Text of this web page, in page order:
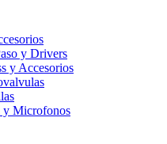
y Drivers
y Accesorios
y Microfonos